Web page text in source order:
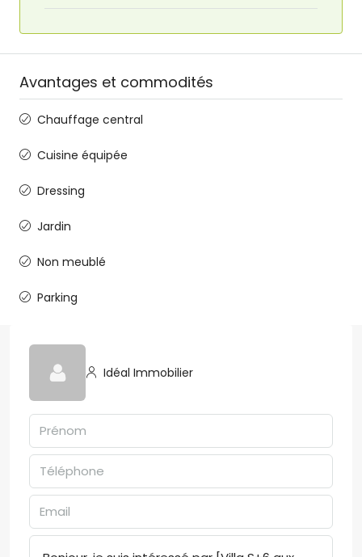
Avantages et commodités
Chauffage central
Cuisine équipée
Dressing
Jardin
Non meublé
Parking
Idéal Immobilier